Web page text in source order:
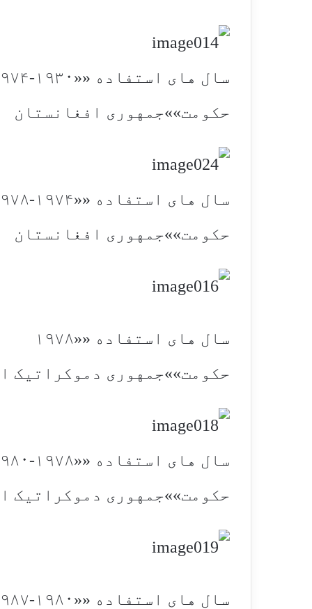
سال های استفاده ««۱۹۳۰-۱۹۷۴
حکومت»»جمهوری افغانستان
سال های استفاده ««۱۹۷۴-۱۹۷۸
حکومت»»جمهوری افغانستان
سال های استفاده ««۱۹۷۸
حکومت»»جمهوری دموکراتیک
سال های استفاده ««۱۹۷۸-۱۹۸۰
حکومت»»جمهوری دموکراتیک
سال های استفاده ««۱۹۸۰-۱۹۸۷